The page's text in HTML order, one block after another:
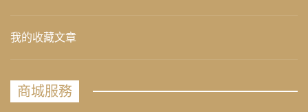
我的收藏文章
商城服務